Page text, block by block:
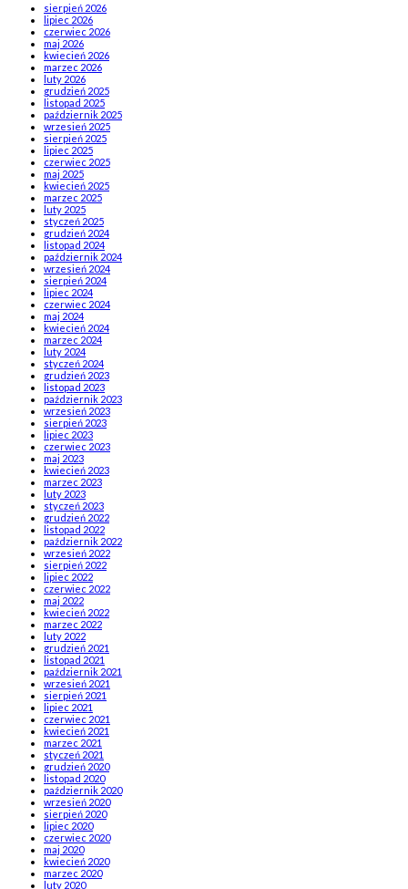
sierpień 2026
lipiec 2026
czerwiec 2026
maj 2026
kwiecień 2026
marzec 2026
luty 2026
grudzień 2025
listopad 2025
październik 2025
wrzesień 2025
sierpień 2025
lipiec 2025
czerwiec 2025
maj 2025
kwiecień 2025
marzec 2025
luty 2025
styczeń 2025
grudzień 2024
listopad 2024
październik 2024
wrzesień 2024
sierpień 2024
lipiec 2024
czerwiec 2024
maj 2024
kwiecień 2024
marzec 2024
luty 2024
styczeń 2024
grudzień 2023
listopad 2023
październik 2023
wrzesień 2023
sierpień 2023
lipiec 2023
czerwiec 2023
maj 2023
kwiecień 2023
marzec 2023
luty 2023
styczeń 2023
grudzień 2022
listopad 2022
październik 2022
wrzesień 2022
sierpień 2022
lipiec 2022
czerwiec 2022
maj 2022
kwiecień 2022
marzec 2022
luty 2022
grudzień 2021
listopad 2021
październik 2021
wrzesień 2021
sierpień 2021
lipiec 2021
czerwiec 2021
kwiecień 2021
marzec 2021
styczeń 2021
grudzień 2020
listopad 2020
październik 2020
wrzesień 2020
sierpień 2020
lipiec 2020
czerwiec 2020
maj 2020
kwiecień 2020
marzec 2020
luty 2020